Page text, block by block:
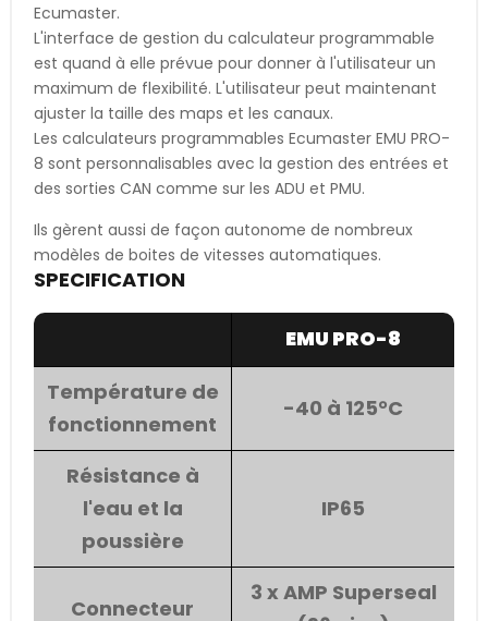
Ecumaster.
L'interface de gestion du calculateur programmable
est quand à elle prévue pour donner à l'utilisateur un
maximum de flexibilité. L'utilisateur peut maintenant
ajuster la taille des maps et les canaux.
Les calculateurs programmables Ecumaster EMU PRO-
8 sont personnalisables avec la gestion des entrées et
des sorties CAN comme sur les ADU et PMU.
Ils gèrent aussi de façon autonome de nombreux
modèles de boites de vitesses automatiques.
SPECIFICATION
EMU PRO-8
Température de
fonctionnement
-40 à 125°C
Résistance à
l'eau et la
poussière
IP65
Connecteur
3 x AMP Superseal